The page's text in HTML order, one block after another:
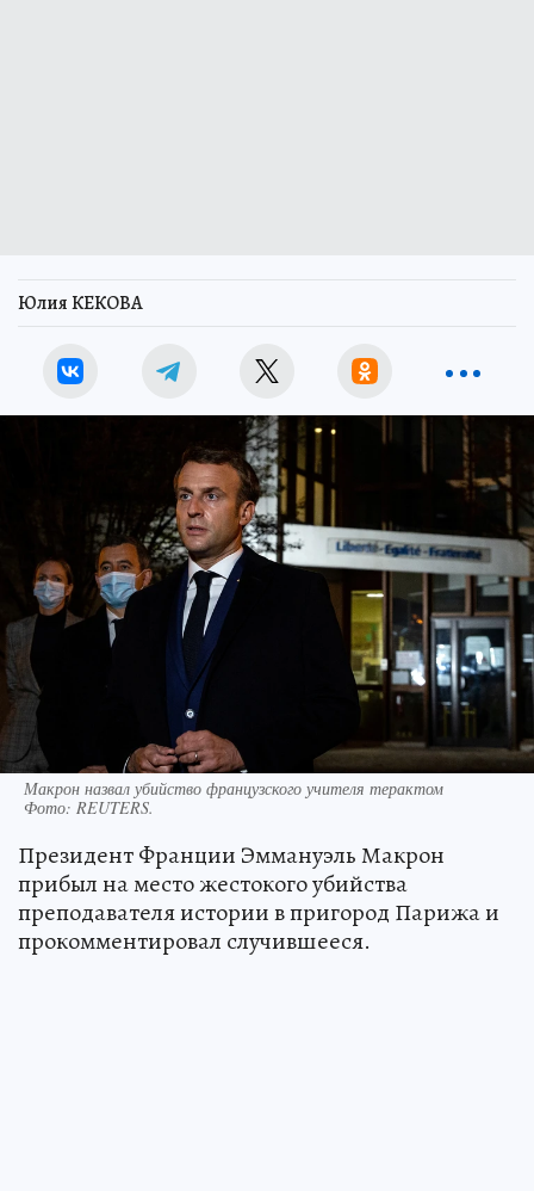
Юлия КЕКОВА
Макрон назвал убийство французского учителя терактом
Фото: REUTERS.
Президент Франции Эммануэль Макрон
прибыл на место жестокого убийства
преподавателя истории в пригород Парижа и
прокомментировал случившееся.